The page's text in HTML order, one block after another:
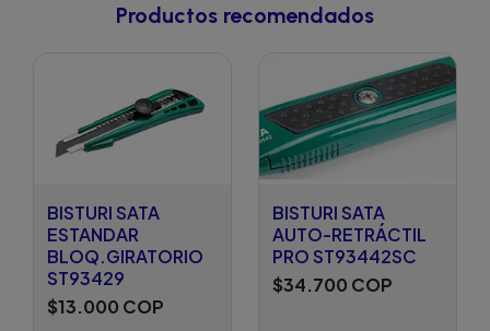
Productos recomendados
BISTURI SATA
ESTANDAR
BLOQ.GIRATORIO
ST93429
$13.000 COP
BISTURI SATA
AUTO-RETRÁCTIL
PRO ST93442SC
$34.700 COP